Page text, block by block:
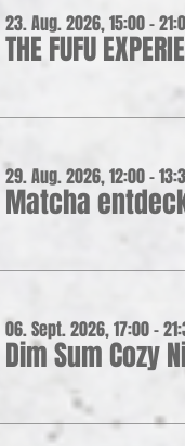
23. Aug. 2026, 15:00 –
THE FUFU
29. Aug. 2026, 12:00 –
Matcha
06. Sept. 2026, 17:00 –
Dim Sum Cozy